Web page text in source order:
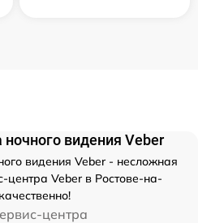
видения Veber
видения Veber - несложная
Veber в Ростове-на-
центра